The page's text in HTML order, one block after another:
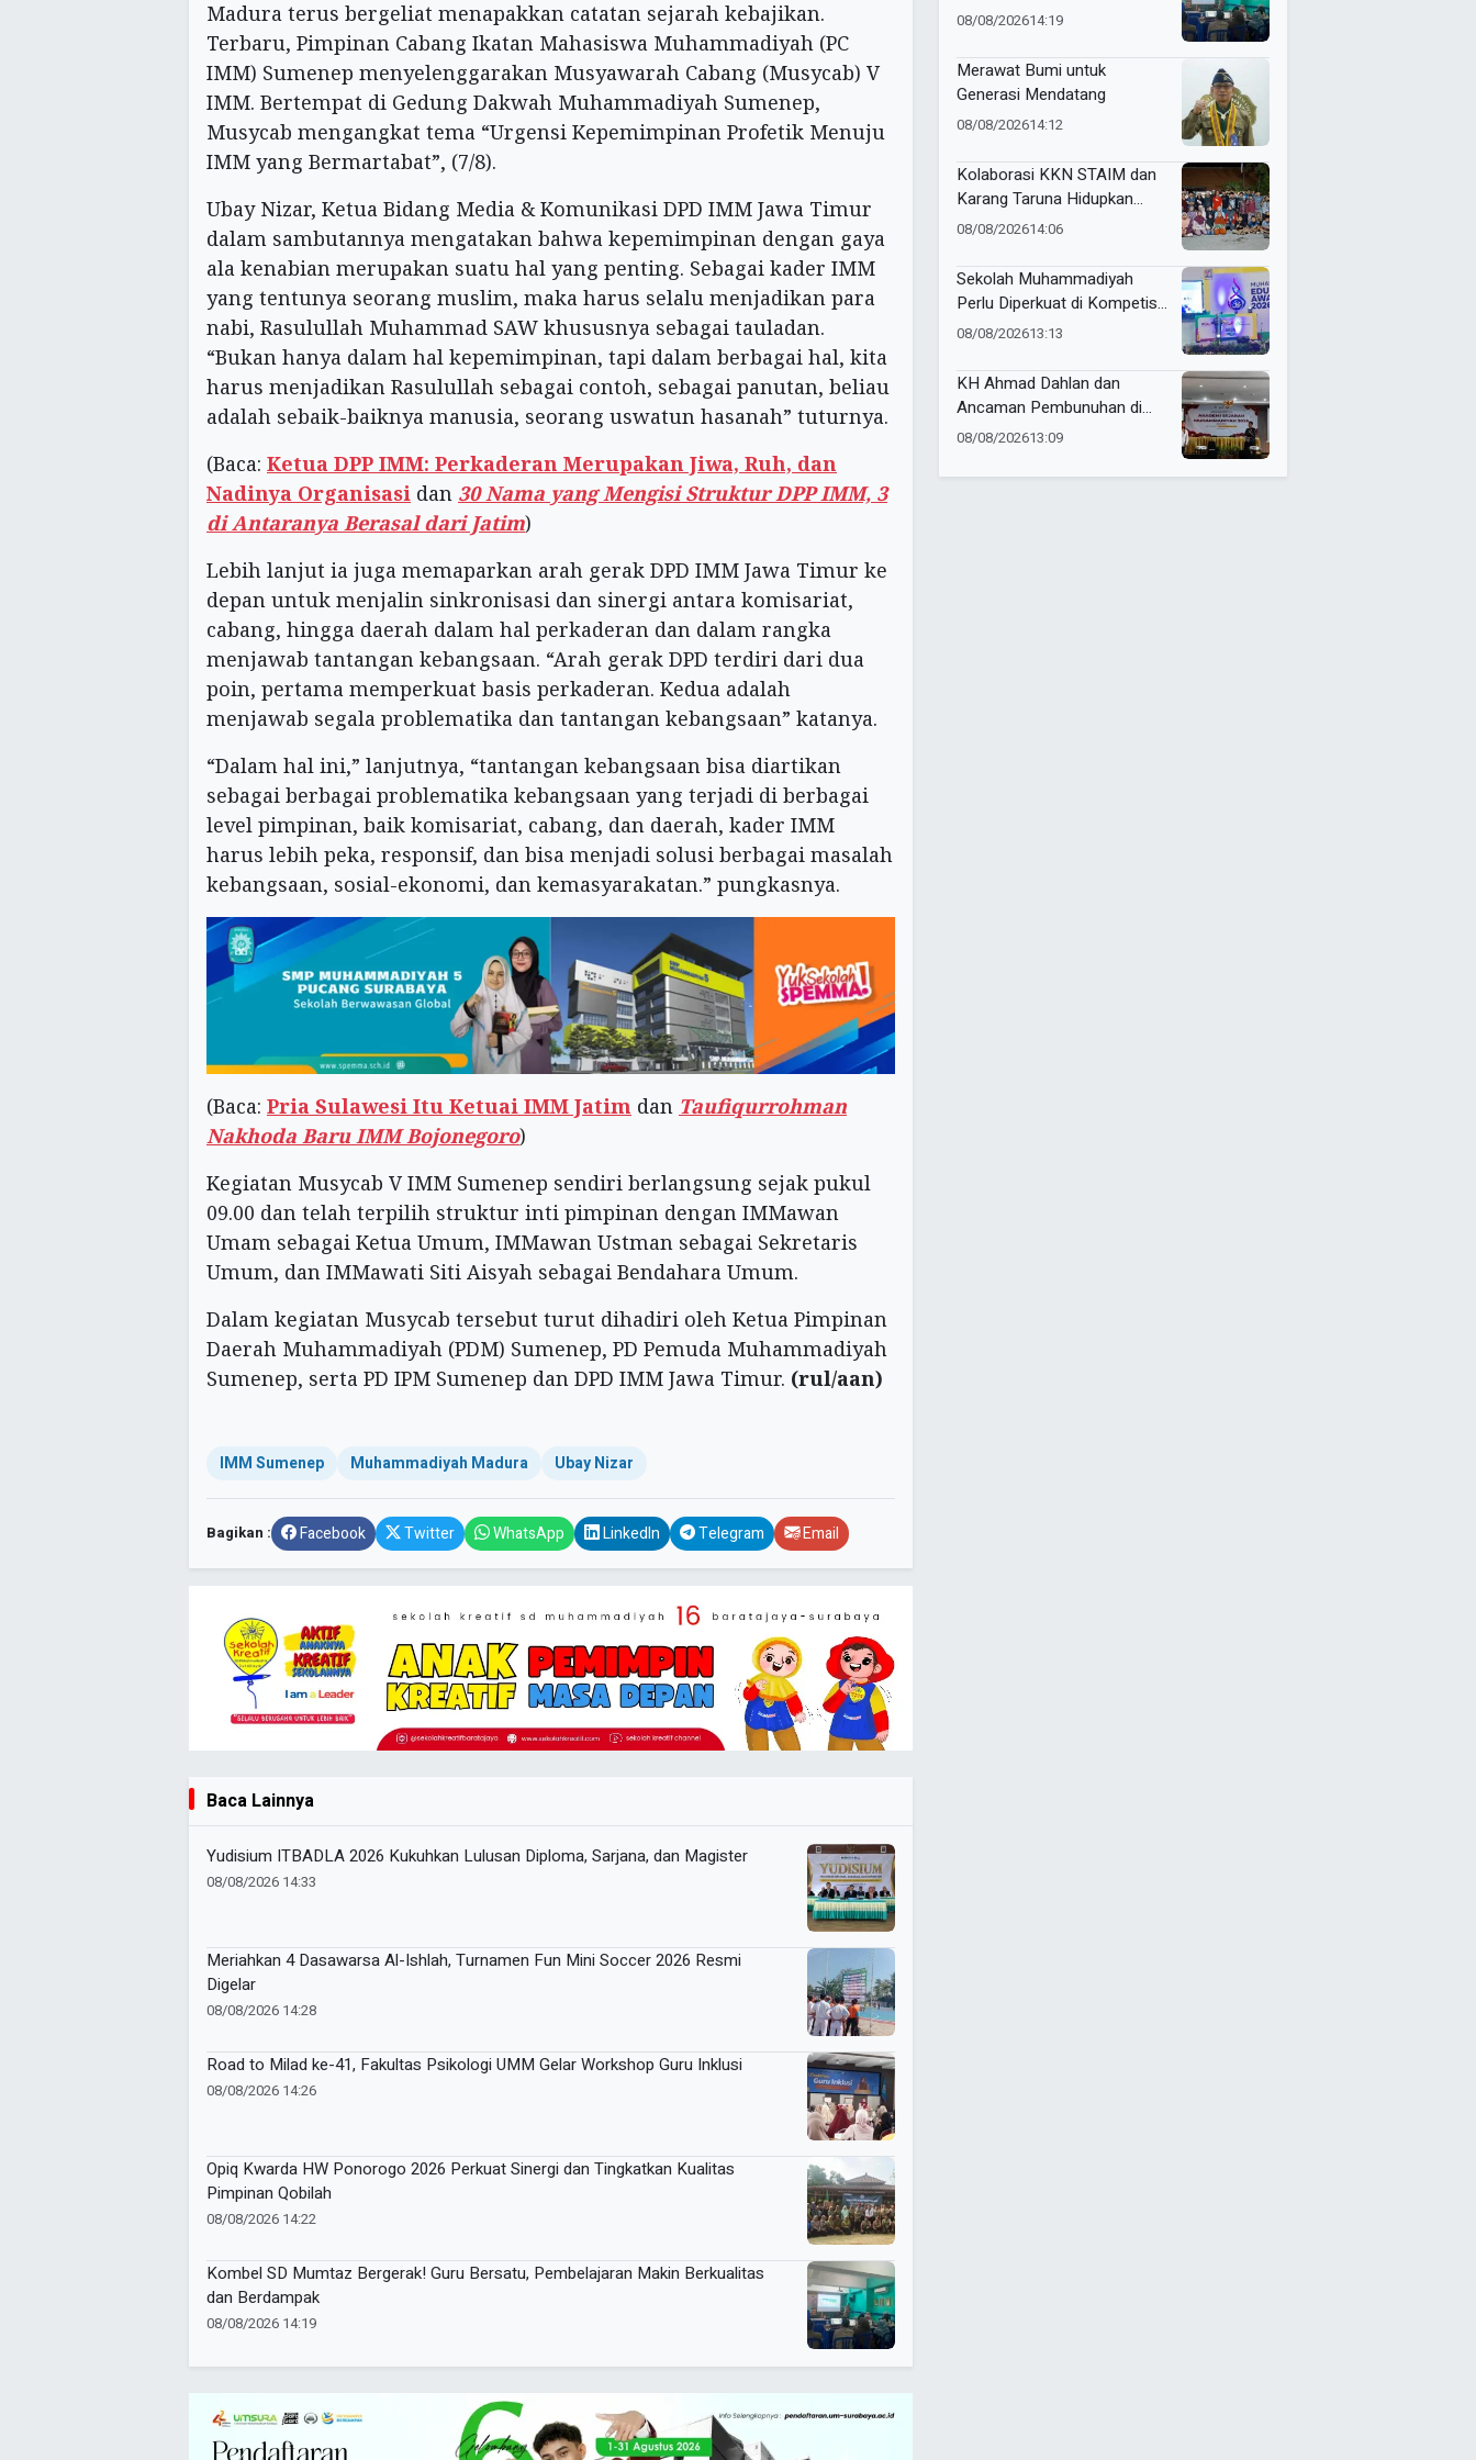
Madura terus bergeliat menapakkan catatan sejarah kebajikan.
Terbaru, Pimpinan Cabang Ikatan Mahasiswa Muhammadiyah (PC
IMM) Sumenep menyelenggarakan Musyawarah Cabang (Musycab) V
IMM. Bertempat di Gedung Dakwah Muhammadiyah Sumenep,
Musycab mengangkat tema “Urgensi Kepemimpinan Profetik Menuju
IMM yang Bermartabat”, (7/8).
Ubay Nizar, Ketua Bidang Media & Komunikasi DPD IMM Jawa Timur
dalam sambutannya mengatakan bahwa kepemimpinan dengan gaya
ala kenabian merupakan suatu hal yang penting. Sebagai kader IMM
yang tentunya seorang muslim, maka harus selalu menjadikan para
nabi, Rasulullah Muhammad SAW khususnya sebagai tauladan.
“Bukan hanya dalam hal kepemimpinan, tapi dalam berbagai hal, kita
harus menjadikan Rasulullah sebagai contoh, sebagai panutan, beliau
adalah sebaik-baiknya manusia, seorang uswatun hasanah” tuturnya.
(Baca: Ketua DPP IMM: Perkaderan Merupakan Jiwa, Ruh, dan
Nadinya Organisasi dan 30 Nama yang Mengisi Struktur DPP IMM, 3
di Antaranya Berasal dari Jatim)
Lebih lanjut ia juga memaparkan arah gerak DPD IMM Jawa Timur ke
depan untuk menjalin sinkronisasi dan sinergi antara komisariat,
cabang, hingga daerah dalam hal perkaderan dan dalam rangka
menjawab tantangan kebangsaan. “Arah gerak DPD terdiri dari dua
poin, pertama memperkuat basis perkaderan. Kedua adalah
menjawab segala problematika dan tantangan kebangsaan” katanya.
“Dalam hal ini,” lanjutnya, “tantangan kebangsaan bisa diartikan
sebagai berbagai problematika kebangsaan yang terjadi di berbagai
level pimpinan, baik komisariat, cabang, dan daerah, kader IMM
harus lebih peka, responsif, dan bisa menjadi solusi berbagai masalah
kebangsaan, sosial-ekonomi, dan kemasyarakatan.” pungkasnya.
(Baca: Pria Sulawesi Itu Ketuai IMM Jatim dan Taufiqurrohman
Nakhoda Baru IMM Bojonegoro)
Kegiatan Musycab V IMM Sumenep sendiri berlangsung sejak pukul
09.00 dan telah terpilih struktur inti pimpinan dengan IMMawan
Umam sebagai Ketua Umum, IMMawan Ustman sebagai Sekretaris
Umum, dan IMMawati Siti Aisyah sebagai Bendahara Umum.
Dalam kegiatan Musycab tersebut turut dihadiri oleh Ketua Pimpinan
Daerah Muhammadiyah (PDM) Sumenep, PD Pemuda Muhammadiyah
Sumenep, serta PD IPM Sumenep dan DPD IMM Jawa Timur. (rul/aan)
IMM Sumenep Muhammadiyah Madura Ubay Nizar
Bagikan : Facebook Twitter WhatsApp LinkedIn Telegram Email
Baca Lainnya
Yudisium ITBADLA 2026 Kukuhkan Lulusan Diploma, Sarjana, dan Magister
08/08/2026 14:33
Meriahkan 4 Dasawarsa Al-Ishlah, Turnamen Fun Mini Soccer 2026 Resmi
Digelar
08/08/2026 14:28
Road to Milad ke-41, Fakultas Psikologi UMM Gelar Workshop Guru Inklusi
08/08/2026 14:26
Opiq Kwarda HW Ponorogo 2026 Perkuat Sinergi dan Tingkatkan Kualitas
Pimpinan Qobilah
08/08/2026 14:22
Kombel SD Mumtaz Bergerak! Guru Bersatu, Pembelajaran Makin Berkualitas
dan Berdampak
08/08/2026 14:19
Pembelajaran Makin
08/08/202614:19
Merawat Bumi untuk
Generasi Mendatang
08/08/202614:12
Kolaborasi KKN STAIM dan
Karang Taruna Hidupkan
Semangat HUT RI di Desa
08/08/202614:06
Sekolah Muhammadiyah
Perlu Diperkuat di Kompetisi
Sains, Rektor UMM Dorong
08/08/202613:13
KH Ahmad Dahlan dan
Ancaman Pembunuhan di
Banyuwangi
08/08/202613:09